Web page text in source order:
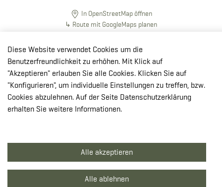
In OpenStreetMap öffnen
↳ Route mit GoogleMaps planen
© Theresianische Militärakademie 2026
Impressum
Datenschutzerklärung
Diese Website verwendet Cookies um die
Benutzerfreundlichkeit zu erhöhen. Mit Klick auf
"Akzeptieren" erlauben Sie alle Cookies. Klicken Sie auf
"Konfigurieren", um individuelle Einstellungen zu treffen, bzw.
Cookies abzulehnen. Auf der Seite Datenschutzerklärung
erhalten Sie weitere Informationen.
Alle akzeptieren
Alle ablehnen